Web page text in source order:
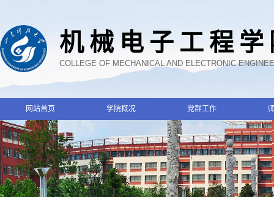
机械电子工程
COLLEGE OF MECHANICAL AND ELECTRONIC
网站首页 学院概况 党群工作